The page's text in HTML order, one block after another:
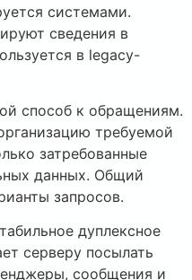
системами.
сведения в
в legacy-
способ к обращениям.
требуемой
затребованные
данных. Общий
запросов.
дуплексное
серверу посылать
сообщения и